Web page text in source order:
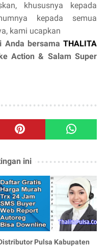
khususnya kepada
kepada semua
kami ucapkan
Anda bersama THALITA
Action & Salam Super
ini
Pulsa Kabupaten